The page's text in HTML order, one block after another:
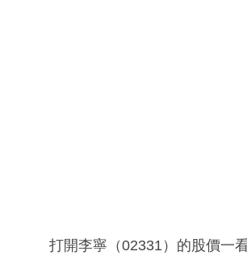
打開李寧（02331）的股價一